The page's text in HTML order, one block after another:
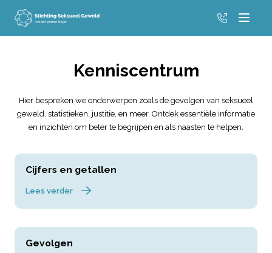
Menu
06 53 19 51
Kenniscentrum
Hier bespreken we onderwerpen zoals de gevolgen van seksueel
geweld, statistieken, justitie, en meer. Ontdek essentiële informatie
en inzichten om beter te begrijpen en als naasten te helpen.
Lees verder
Cijfers en getallen
Lees verder
Lees verder
Gevolgen